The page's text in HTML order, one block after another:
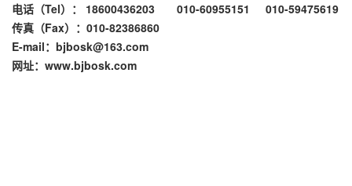
电话（Tel）： 18600436203 010-60955151 010-59475619
传真（Fax）：010-82386860
E-mail：bjbosk@163.com
网址：www.bjbosk.com